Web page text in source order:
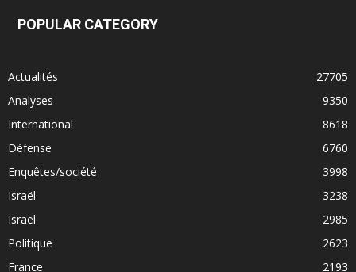
POPULAR CATEGORY
Actualités
27705
Analyses
9350
International
8618
Défense
6760
Enquêtes/société
3998
Israël
3238
Israël
2985
Politique
2623
France
2193